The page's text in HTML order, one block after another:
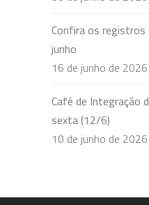
Confira os registros
junho
16 de junho de 2026
Café de Integração
sexta (12/6)
10 de junho de 2026